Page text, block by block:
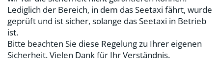
Lediglich der Bereich, in dem das Seetaxi fährt, wurde
geprüft und ist sicher, solange das Seetaxi in Betrieb
ist.
Bitte beachten Sie diese Regelung zu Ihrer eigenen
Sicherheit. Vielen Dank für Ihr Verständnis.